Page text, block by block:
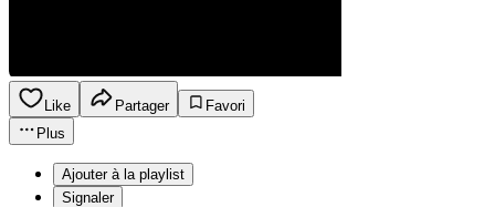
Like Partager
Favori
Plus
Ajouter à la playlist
Signaler